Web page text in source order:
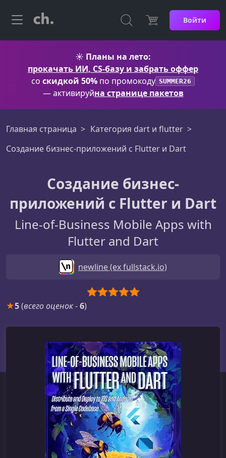
Войти
☀️ Планы на лето:
прокачать ИИ, CS-базу и забрать оффер
со скидкой 50% по промокоду SUMMER26
— активируйна странице пакетов
Главная страница
Категория dart и flutter
Создание бизнес-приложений с Flutter и Dart
Создание бизнес-
приложений с Flutter и Dart
Line-of-Business Mobile Apps with
Flutter and Dart
newline (ex fullstack.io)
★5(всего оценок-6)